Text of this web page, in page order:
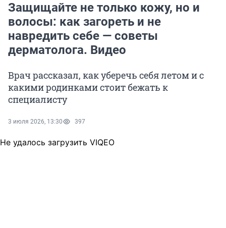
Защищайте не только кожу, но и
волосы: как загореть и не
навредить себе — советы
дерматолога. Видео
Врач рассказал, как уберечь себя летом и с
какими родинками стоит бежать к
специалисту
3 июля 2026, 13:30 397
Не удалось загрузить VIQEO